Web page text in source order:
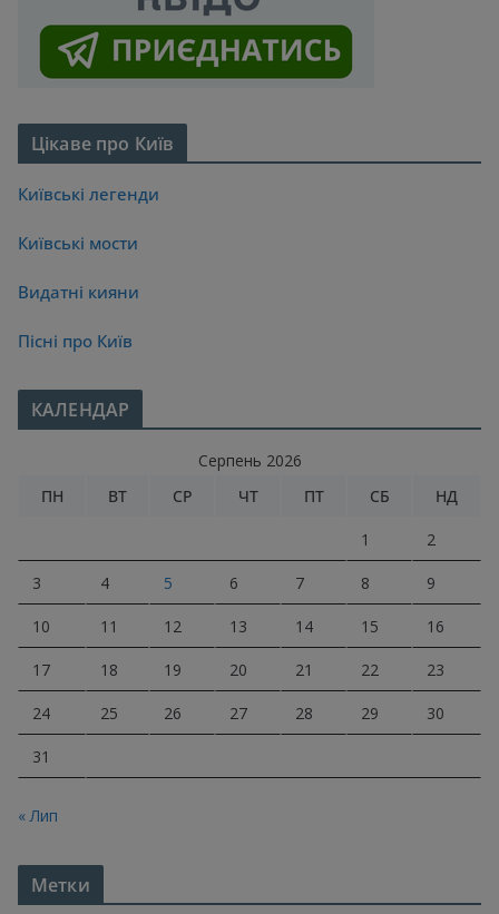
Цікаве про Київ
Київські легенди
Київські мости
Видатні кияни
Пісні про Київ
КАЛЕНДАР
Серпень 2026
ПН
ВТ СР ЧТ ПТ СБ НД
1 2
3 4 5 6 7 8 9
10 11 12 13 14 15 16
17 18 19 20 21 22 23
24 25 26 27 28 29 30
31
« Лип
Метки